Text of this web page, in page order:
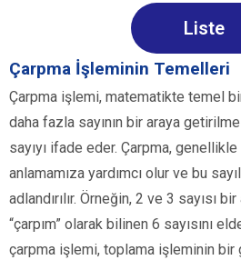
Liste
Çarpma İşleminin Temelleri
Çarpma işlemi, matematikte temel
daha fazla sayının bir araya
sayıyı ifade eder. Çarpma,
anlamamıza yardımcı olur ve bu
adlandırılır. Örneğin, 2 ve 3 sayısı
“çarpım” olarak bilinen 6 sayısını
çarpma işlemi, toplama işleminin